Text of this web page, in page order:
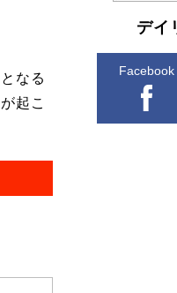
なる
起こ
デイ
Facebook